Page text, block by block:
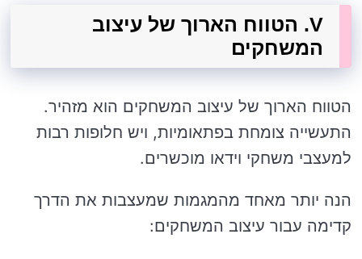
V. הטווח הארוך של עיצוב
המשחקים
הטווח הארוך של עיצוב המשחקים הוא מזהיר.
התעשייה צומחת בפתאומיות, ויש חלופות רבות
למעצבי משחקי וידאו מוכשרים.
הנה יותר מאחד מהמגמות שמעצבות את הדרך
קדימה עבור עיצוב המשחקים: